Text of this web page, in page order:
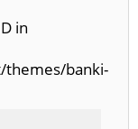
in
themes/banki-